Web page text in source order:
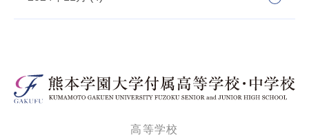
高等学校